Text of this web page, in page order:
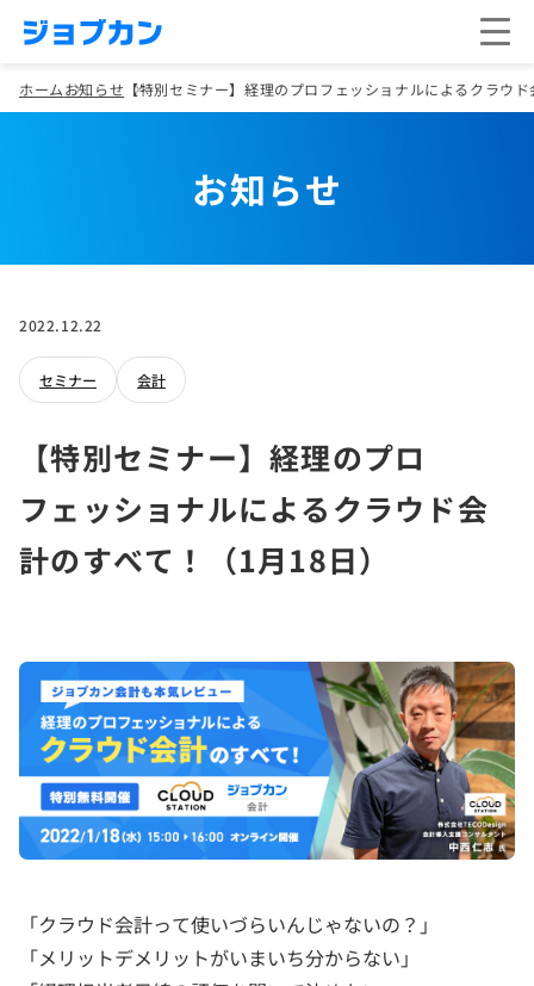
ホームお知らせ 【特別セミナー】経理のプロフェッショナルによるクラウ
お知らせ
2022.12.22
セミナー 会計
【特別セミナー】経理のプロ
フェッショナルによるクラウド会
計のすべて！（1月18日）
「クラウド会計って使いづらいんじゃないの？」
「メリットデメリットがいまいち分からない」